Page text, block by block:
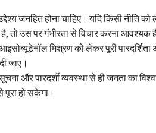
जनहित होना चाहिए। यदि किसी नीति
तो उस पर गंभीरता से विचार करना आवश्यक
मिश्रण को लेकर पूरी पारदर्शिता
जाए।
और पारदर्शी व्यवस्था से ही जनता का
पूरा हो सकेगा।